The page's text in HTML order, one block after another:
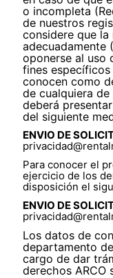
o incompleta
de nuestros
considere que
adecuadamente
oponerse al uso
fines
conocen como
de cualquiera de
deberá
del siguiente
ENVIO DE
Para conocer el
ejercicio de los
disposición el
ENVIO DE
Los datos de
departamento
cargo de dar
derechos ARCO